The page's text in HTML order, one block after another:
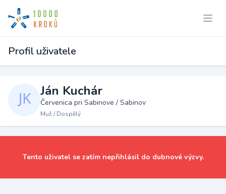
Profil uživatele
Ján Kuchár
Červenica pri Sabinove / Sabinov
Muž / Dospělý
Tento uživatel se zatím nepřihlásil do dubnové výzvy.